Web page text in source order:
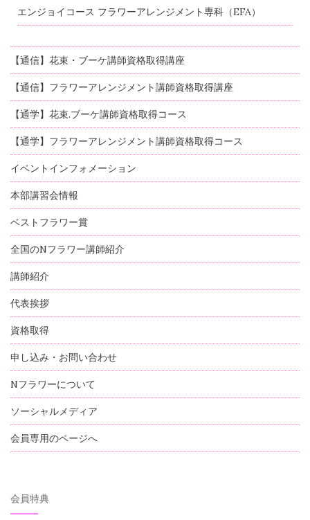
エンジョイコース フラワーアレンジメント専科（EFA）
【通信】花束・ブーケ講師資格取得講座
【通信】フラワーアレンジメント講師資格取得講座
【通学】花束.ブーケ講師資格取得コース
【通学】フラワーアレンジメント講師資格取得コース
イベントインフォメーション
本部講習会情報
ベストフラワー賞
全国のNフラワー講師紹介
講師紹介
代表挨拶
資格取得
申し込み・お問い合わせ
Nフラワーについて
ソーシャルメディア
会員専用のページへ
会員特典